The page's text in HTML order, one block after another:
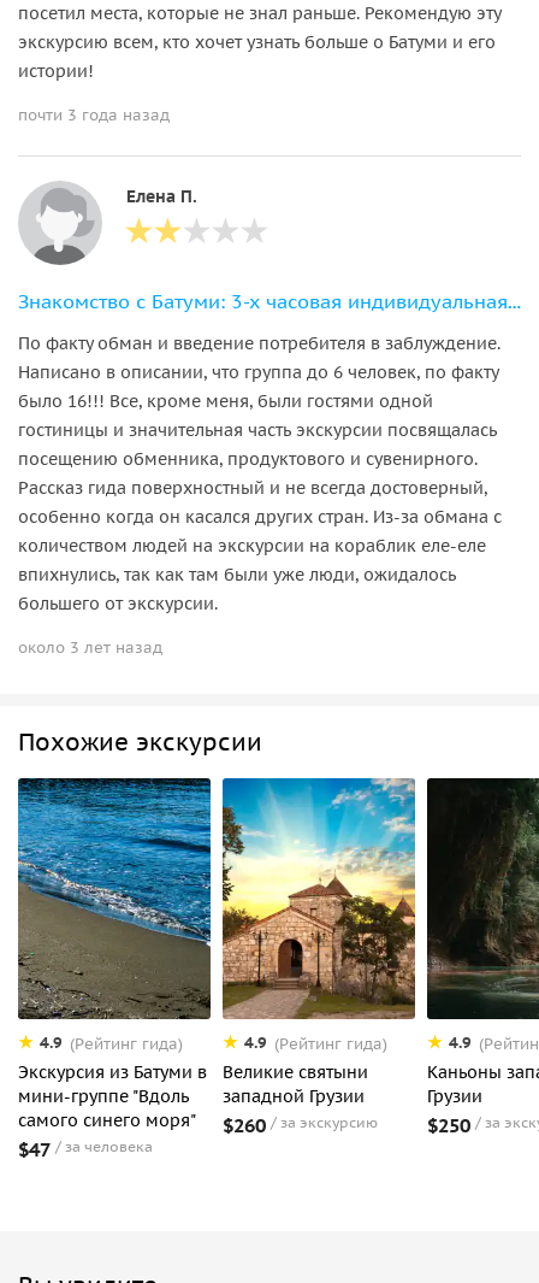
посетил места, которые не знал раньше. Рекомендую эту
экскурсию всем, кто хочет узнать больше о Батуми и его
истории!
почти 3 года назад
Елена П.
Знакомство с Батуми: 3-х часовая индивидуальная экскурсия по городу
По факту обман и введение потребителя в заблуждение.
Написано в описании, что группа до 6 человек, по факту
было 16!!! Все, кроме меня, были гостями одной
гостиницы и значительная часть экскурсии посвящалась
посещению обменника, продуктового и сувенирного.
Рассказ гида поверхностный и не всегда достоверный,
особенно когда он касался других стран. Из-за обмана с
количеством людей на экскурсии на кораблик еле-еле
впихнулись, так как там были уже люди, ожидалось
большего от экскурсии.
около 3 лет назад
Похожие экскурсии
4.9 (Рейтинг гида)
Экскурсия из Батуми в
мини-группе "Вдоль
самого синего моря"
$47 за человека
4.9 (Рейтинг гида)
Великие святыни
западной Грузии
$260 за экскурсию
4.9
Каньоны
Грузии
$250 за